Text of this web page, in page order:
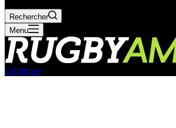
Rechercher
Menu
s'abonner